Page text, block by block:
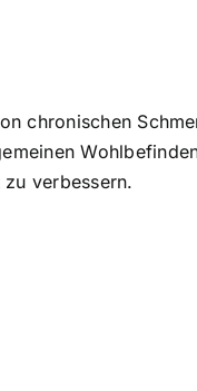
chronischen
verbessern.